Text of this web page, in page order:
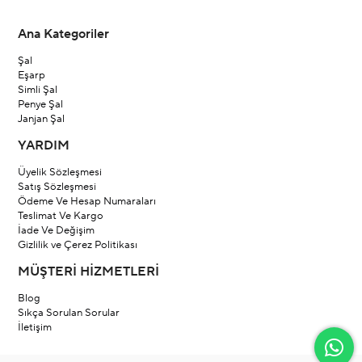
Ana Kategoriler
Şal
Eşarp
Simli Şal
Penye Şal
Janjan Şal
YARDIM
Üyelik Sözleşmesi
Satış Sözleşmesi
Ödeme Ve Hesap Numaraları
Teslimat Ve Kargo
İade Ve Değişim
Gizlilik ve Çerez Politikası
MÜŞTERİ HİZMETLERİ
Blog
Sıkça Sorulan Sorular
İletişim